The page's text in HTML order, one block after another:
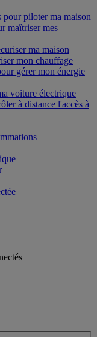
pour piloter ma maison
maîtriser mes
ma maison
mon chauffage
gérer mon énergie
voiture électrique
à distance l'accès à